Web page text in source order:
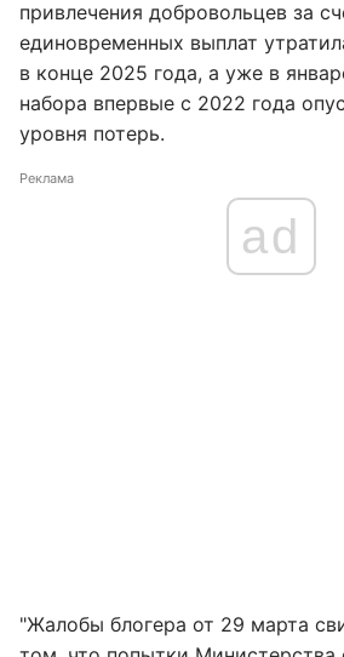
привлечения добровольцев за
единовременных выплат
в конце 2025 года, а уже в
набора впервые с 2022 года
уровня потерь.
Реклама
ad
"Жалобы блогера от 29 марта